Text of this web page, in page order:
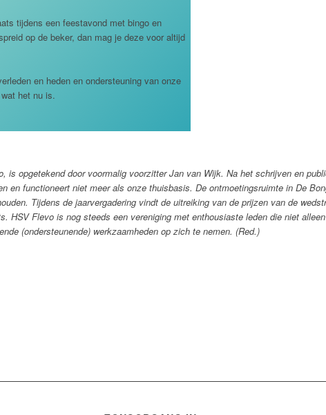
tijdens een feestavond met bingo en
op de beker, dan mag je deze voor altijd
en heden en ondersteuning van onze
het nu is.
is opgetekend door voormalig voorzitter Jan van Wijk. Na het schrijven en
en functioneert niet meer als onze thuisbasis. De ontmoetingsruimte in De
Tijdens de jaarvergadering vindt de uitreiking van de prijzen van de
HSV Flevo is nog steeds een vereniging met enthousiaste leden die niet
(ondersteunende) werkzaamheden op zich te nemen. (Red.)